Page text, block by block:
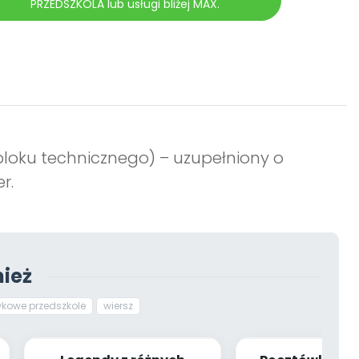
PRZEDSZKOLA lub usługi bliżej MAX.
technicznego) – uzupełniony o
przedszkole wiersz